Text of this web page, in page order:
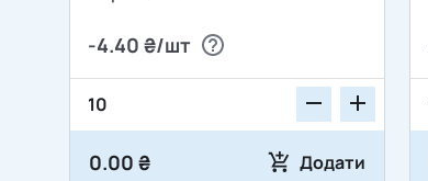
-4.40 ₴/шт
0.00 ₴ Додати